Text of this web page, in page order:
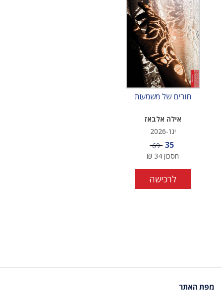
חורים של משמעות
אילה אלבאז
ינו'-2026
מחיר מבצע
35 מחיר
69
חסכון 34
₪
לרכישה
מפת האתר